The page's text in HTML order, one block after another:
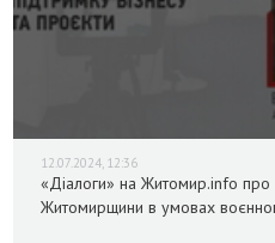
12.07.2024, 12:36
«Діалоги» на Житомир.info про
Житомирщини в умовах